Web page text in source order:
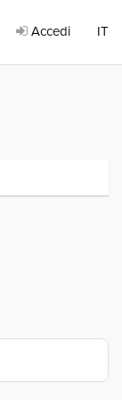
Accedi IT